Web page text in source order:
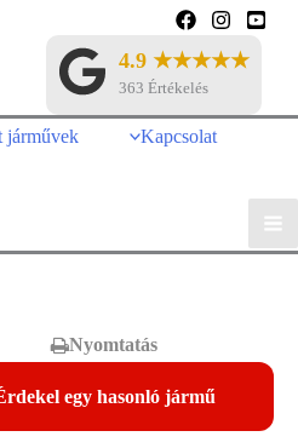
4.9 ★★★★★
363 Értékelés
járművek Kapcsolat
Nyomtatás
egy hasonló jármű